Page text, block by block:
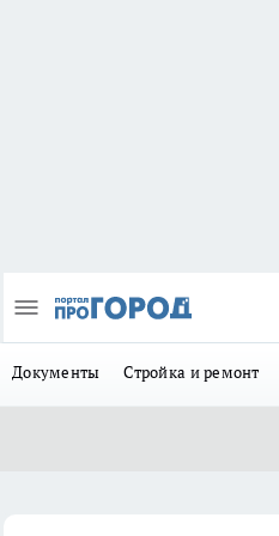
Документы Стройка и ремонт